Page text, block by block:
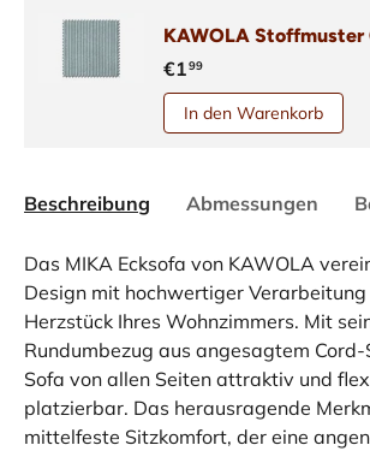
KAWOLA Stoffmuster
€199
In den Warenkorb
Beschreibung Abmessungen
Das MIKA Ecksofa von KAWOLA
Design mit hochwertiger
Herzstück Ihres Wohnzimmers. Mit
Rundumbezug aus angesagtem
Sofa von allen Seiten attraktiv und
platzierbar. Das herausragende
mittelfeste Sitzkomfort, der eine